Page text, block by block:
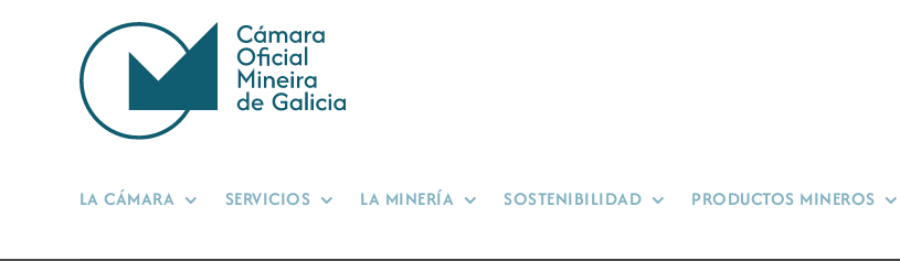
contenido
LA CÁMARA SERVICIOS LA MINERÍA SOSTENIBILIDAD PRODUCTOS MINEROS